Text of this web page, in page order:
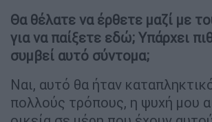
Θα θέλατε να έρθετε μαζί με
για να παίξετε εδώ; Υπάρχει
συμβεί αυτό σύντομα;
Ναι, αυτό θα ήταν
πολλούς τρόπους, η ψυχή μου